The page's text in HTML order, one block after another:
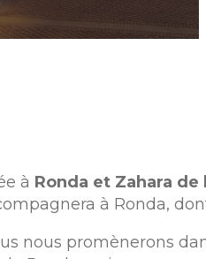
à Ronda et Zahara de
à Ronda,
nous promènerons